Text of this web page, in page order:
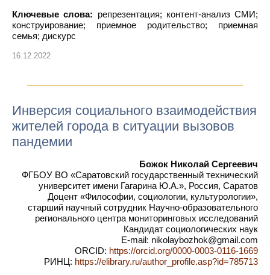
Ключевые слова: репрезентация; контент-анализ СМИ;
конструирование; приемное родительство; приемная
семья; дискурс
16.12.2022
Инверсия социального взаимодействия
жителей города в ситуации вызовов
пандемии
Божок Николай Сергеевич
ФГБОУ ВО «Саратовский государственный технический
университет имени Гагарина Ю.А.», Россия, Саратов
Доцент «Философии, социологии, культурологии»,
старший научный сотрудник Научно-образовательного
регионального центра мониторинговых исследований
Кандидат социологических наук
E-mail: nikolaybozhok@gmail.com
ORCID: https://orcid.org/0000-0003-0116-1669
РИНЦ: https://elibrary.ru/author_profile.asp?id=785713